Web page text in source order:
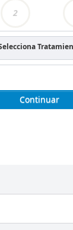
2
Continuar